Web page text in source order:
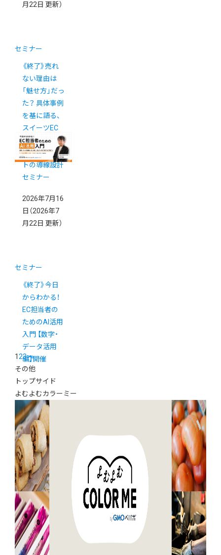
月22日 更新）
セミナー
《終了》売れ
ない理由は
「魅せ方」だっ
た？ 具体事例
を基に語る、
スイーツEC
の「買いたく
なる」ECサイ
トの導線設計
セミナー
2026年7月16
日 （2026年7
月22日 更新）
セミナー
《終了》今日
からわかる！
EC担当者の
ためのAI活用
入門 【数字・
データ活用
編】開催
123>»
その他
トップサイド
よむよむカラーミー